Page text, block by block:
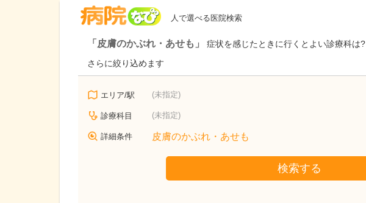
人で選べる医院検索
「皮膚のかぶれ・あせも」
症状を感じたときに行くとよい診療科は?
さらに絞り込めます
エリア/駅 (未指定)
診療科目 (未指定)
詳細条件 皮膚のかぶれ・あせも
検索する